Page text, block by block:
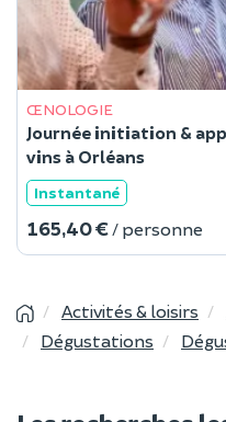
ŒNOLOGIE
Journée initiation &
vins à Orléans
Instantané
165,40 € / personne
Activités & loisirs
Dégustations